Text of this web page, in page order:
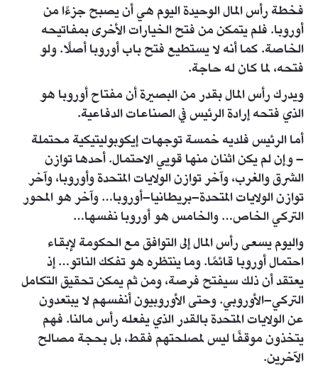
فخطة رأس المال الوحيدة اليوم هي أن يصبح جزءًا من
أوروبا. فلم يتمكن من فتح الخيارات الأخرى بمفاتيحه
الخاصة. كما أنه لا يستطيع فتح باب أوروبا أصلًا. ولو
فتحه، لما كان له حاجة.
ويدرك رأس المال بقدر من البصيرة أن مفتاح أوروبا هو
الذي فتحه إرادة الرئيس في الصناعات الدفاعية.
أما الرئيس فلديه خمسة توجهات إيكوبوليتيكية محتملة
– وإن لم يكن اثنان منها قويي الاحتمال. أحدها توازن
الشرق والغرب، وآخر توازن الولايات المتحدة وأوروبا، وآخر
توازن الولايات المتحدة–بريطانيا–أوروبا… وآخر هو المحور
التركي الخاص… والخامس هو أوروبا نفسها…
واليوم يسعى رأس المال إلى التوافق مع الحكومة لإبقاء
احتمال أوروبا قائمًا. وما ينتظره هو تفكك الناتو… إذ
يعتقد أن ذلك سيفتح فرصة، ومن ثم يمكن تحقيق التكامل
التركي–الأوروبي. وحتى الأوروبيون أنفسهم لا يبتعدون
عن الولايات المتحدة بالقدر الذي يفعله رأس مالنا. فهم
يتخذون موقفًا ليس لمصلحتهم فقط، بل بحجة مصالح
الآخرين.